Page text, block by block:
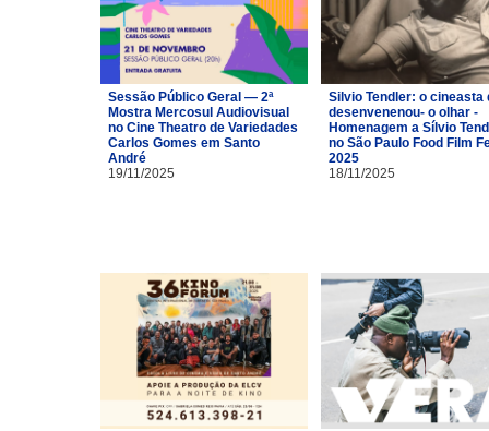
Sessão Público Geral — 2ª
Mostra Mercosul Audiovisual
no Cine Theatro de Variedades
Carlos Gomes em Santo
André
19/11/2025
Silvio Tendler: o cineasta
desenvenenou- o olhar -
Homenagem a Sílvio
no São Paulo Food Film
2025
18/11/2025